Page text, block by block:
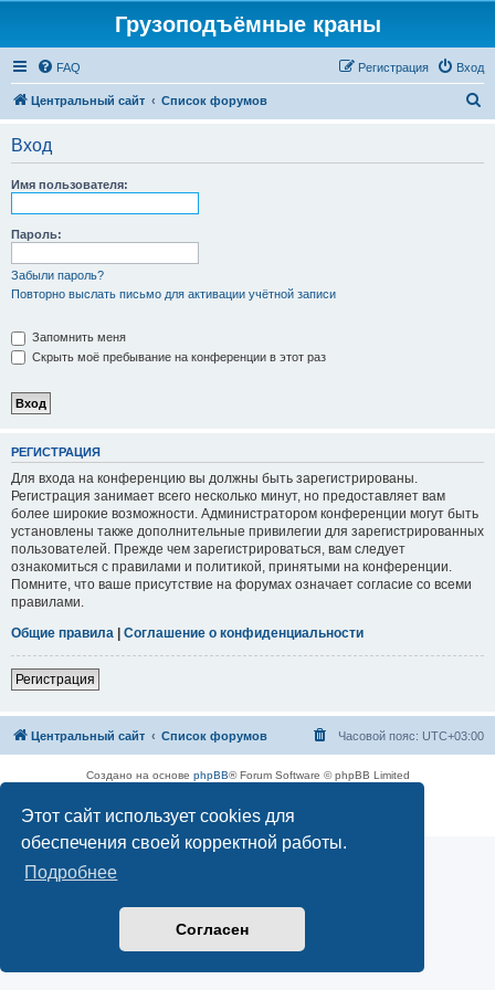
Этот сайт использует cookies для
обеспечения своей корректной работы.
Подробнее
Согласен
Грузоподъёмные краны
FAQ Вход
Регистрация
Центральный сайт Список форумов
Вход
Имя пользователя:
Пароль:
Забыли пароль?
Повторно выслать письмо для активации учётной записи
Запомнить меня
Скрыть моё пребывание на конференции в этот раз
РЕГИСТРАЦИЯ
Для входа на конференцию вы должны быть зарегистрированы.
Регистрация занимает всего несколько минут, но предоставляет вам
более широкие возможности. Администратором конференции могут быть
установлены также дополнительные привилегии для зарегистрированных
пользователей. Прежде чем зарегистрироваться, вам следует
ознакомиться с правилами и политикой, принятыми на конференции.
Помните, что ваше присутствие на форумах означает согласие со всеми
правилами.
Общие правила | Соглашение о конфиденциальности
Регистрация
Центральный сайт Список форумов Часовой пояс: UTC+03:00
Создано на основе phpBB® Forum Software © phpBB Limited
Конфиденциальность|Правила